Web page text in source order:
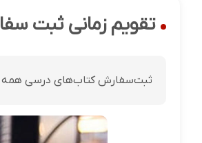
تقویم زمانی ثبت‌
ثبت‌سفارش کتاب‌های درسی همه